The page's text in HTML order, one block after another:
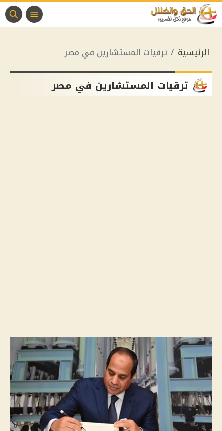
الرئيسية ترقيات المستشارين في مصر
ترقيات المستشارين في مصر